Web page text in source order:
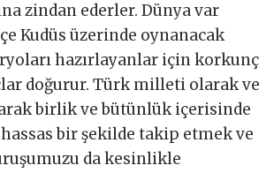
zindan ederler. Dünya var
Kudüs üzerinde oynanacak
hazırlayanlar için korkunç
doğurur. Türk milleti olarak ve
birlik ve bütünlük içerisinde
bir şekilde takip etmek ve
da kesinlikle